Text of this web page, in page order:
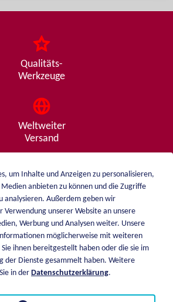
Qualitäts-
Werkzeuge
Weltweiter
Versand
Beratung
von A - Z
Über mich
Katalog
um Inhalte und Anzeigen zu personalisieren,
anbieten zu können und die Zugriffe
analysieren. Außerdem geben wir
unserer Website an unsere
Werbung und Analysen weiter. Unsere
möglicherweise mit weiteren
ihnen bereitgestellt haben oder die sie im
der Dienste gesammelt haben. Weitere
in der Datenschutzerklärung.